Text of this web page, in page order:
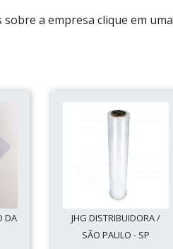
a empresa clique em uma
DA
JHG DISTRIBUIDORA /
SÃO PAULO - SP